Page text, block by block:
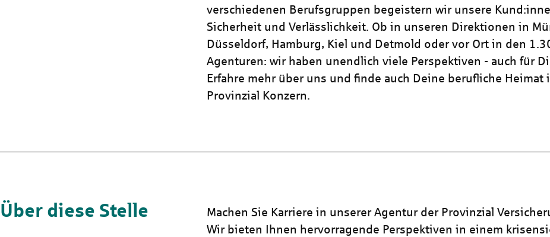
verschiedenen Berufsgruppen begeistern wir unsere
Sicherheit und Verlässlichkeit. Ob in unseren Direktionen in
Düsseldorf, Hamburg, Kiel und Detmold oder vor Ort in den
Agenturen: wir haben unendlich viele Perspektiven - auch für
Erfahre mehr über uns und finde auch Deine berufliche Heimat
Provinzial Konzern.
Über diese Stelle
Machen Sie Karriere in unserer Agentur der Provinzial
Wir bieten Ihnen hervorragende Perspektiven in einem